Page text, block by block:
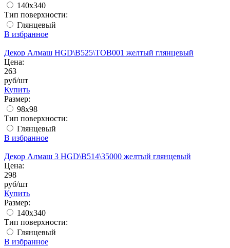
140x340
Тип поверхности:
Глянцевый
В избранное
Декор Алмаш HGD\B525\TOB001 желтый глянцевый
Цена:
263
руб/шт
Купить
Размер:
98x98
Тип поверхности:
Глянцевый
В избранное
Декор Алмаш 3 HGD\B514\35000 желтый глянцевый
Цена:
298
руб/шт
Купить
Размер:
140x340
Тип поверхности:
Глянцевый
В избранное